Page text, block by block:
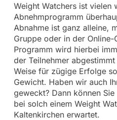
Weight Watchers ist vielen
Abnehmprogramm
Abnahme ist ganz alleine,
Gruppe oder in der
Programm wird hierbei
der Teilnehmer
Weise für zügige Erfolge
Gewicht. Haben wir auch
geweckt? Dann können
bei solch einem Weight
Kaltenkirchen erwartet.